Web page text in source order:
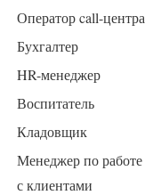
Оператор call-центра
Бухгалтер
HR-менеджер
Воспитатель
Кладовщик
Менеджер по работе
с клиентами